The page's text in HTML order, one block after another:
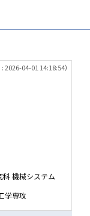
: 2026-04-01 14:18:54）
機械システム
学専攻